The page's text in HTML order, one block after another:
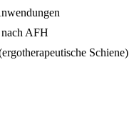
AFH
Schiene)